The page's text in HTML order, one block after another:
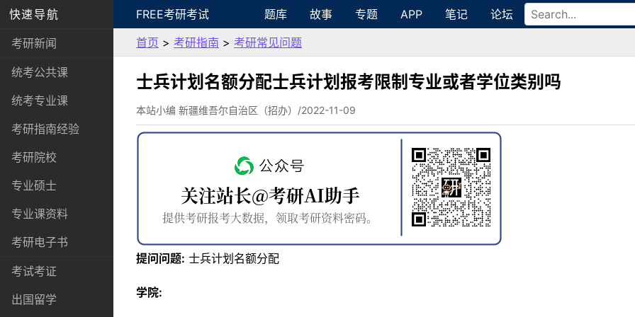
快速导航
考研新闻
统考公共课
统考专业课
考研指南经验
考研院校
专业硕士
专业课资料
考研电子书
考试考证
出国留学
FREE考研考试 题库 故事 专题 APP 笔记 论坛
首页 > 考研指南 > 考研常见问题
士兵计划名额分配士兵计划报考限制专业或者学位类别吗
本站小编 新疆维吾尔自治区（招办）/2022-11-09
提问问题: 士兵计划名额分配
学院: